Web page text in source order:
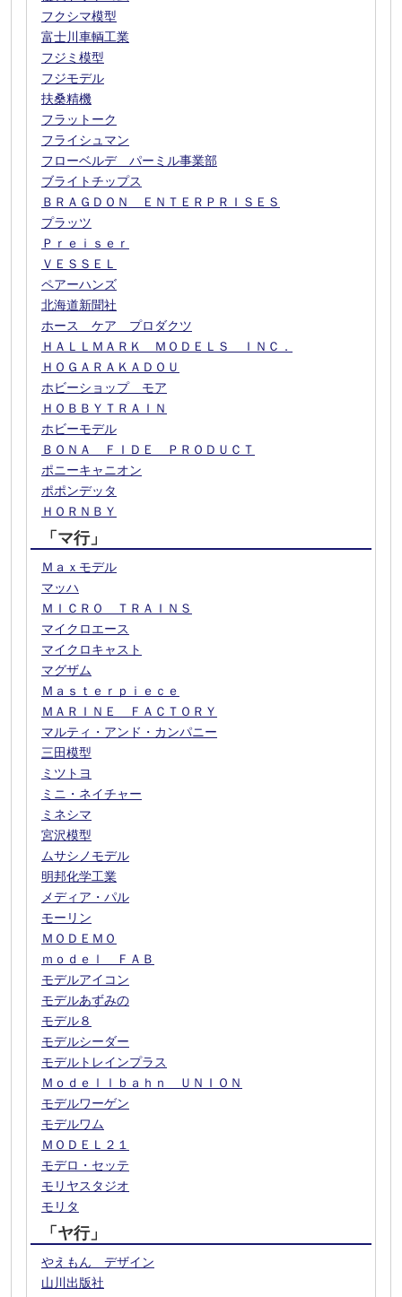
フクシマ模型
富士川車輌工業
フジミ模型
フジモデル
扶桑精機
フラットーク
フライシュマン
フローベルデ パーミル事業部
ブライトチップス
ＢＲＡＧＤＯＮ ＥＮＴＥＲＰＲＩＳＥＳ
プラッツ
Ｐｒｅｉｓｅｒ
ＶＥＳＳＥＬ
ペアーハンズ
北海道新聞社
ホース ケア プロダクツ
ＨＡＬＬＭＡＲＫ ＭＯＤＥＬＳ ＩＮＣ．
ＨＯＧＡＲＡＫＡＤＯＵ
ホビーショップ モア
ＨＯＢＢＹＴＲＡＩＮ
ホビーモデル
ＢＯＮＡ ＦＩＤＥ ＰＲＯＤＵＣＴ
ポニーキャニオン
ポポンデッタ
ＨＯＲＮＢＹ
「マ行」
Ｍａｘモデル
マッハ
ＭＩＣＲＯ ＴＲＡＩＮＳ
マイクロエース
マイクロキャスト
マグザム
Ｍａｓｔｅｒｐｉｅｃｅ
ＭＡＲＩＮＥ ＦＡＣＴＯＲＹ
マルティ・アンド・カンパニー
三田模型
ミツトヨ
ミニ・ネイチャー
ミネシマ
宮沢模型
ムサシノモデル
明邦化学工業
メディア・パル
モーリン
ＭＯＤＥＭＯ
ｍｏｄｅｌ ＦＡＢ
モデルアイコン
モデルあずみの
モデル８
モデルシーダー
モデルトレインプラス
Ｍｏｄｅｌｌｂａｈｎ ＵＮＩＯＮ
モデルワーゲン
モデルワム
ＭＯＤＥＬ２１
モデロ・セッテ
モリヤスタジオ
モリタ
「ヤ行」
やえもん デザイン
山川出版社